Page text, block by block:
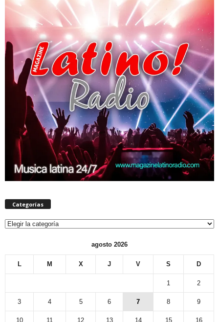
Categorías
Categorías
agosto 2026
L M X J V S D
1 2
3 4 5 6 7 8 9
10 11 12 13 14 15 16